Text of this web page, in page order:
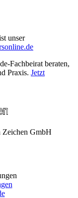
unser
Fachbeirat beraten,
Praxis. Jetzt
Zeichen GmbH